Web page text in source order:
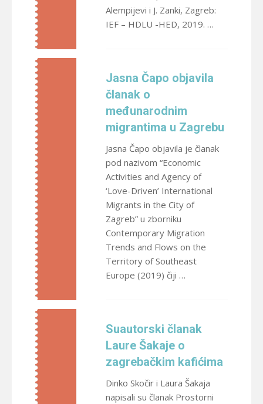
Alempijevi i J. Zanki, Zagreb:
IEF – HDLU -HED, 2019. …
Jasna Čapo objavila
članak o
međunarodnim
migrantima u Zagrebu
Jasna Čapo objavila je članak
pod nazivom “Economic
Activities and Agency of
‘Love-Driven’ International
Migrants in the City of
Zagreb” u zborniku
Contemporary Migration
Trends and Flows on the
Territory of Southeast
Europe (2019) čiji …
Suautorski članak
Laure Šakaje o
zagrebačkim kafićima
Dinko Skočir i Laura Šakaja
napisali su članak Prostorni